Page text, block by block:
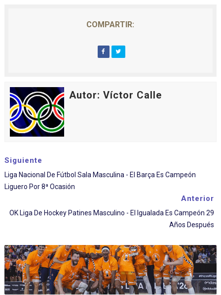
COMPARTIR:
Autor: Víctor Calle
Siguiente
Liga Nacional De Fútbol Sala Masculina - El Barça Es Campeón
Liguero Por 8ª Ocasión
Anterior
OK Liga De Hockey Patines Masculino - El Igualada Es Campeón 29
Años Después